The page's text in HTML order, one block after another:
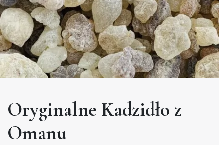
Oryginalne Kadzidło z
Omanu